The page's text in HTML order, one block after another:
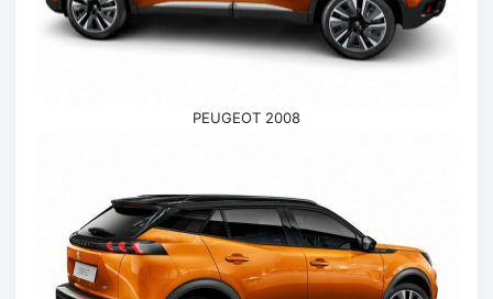
PEUGEOT 2008